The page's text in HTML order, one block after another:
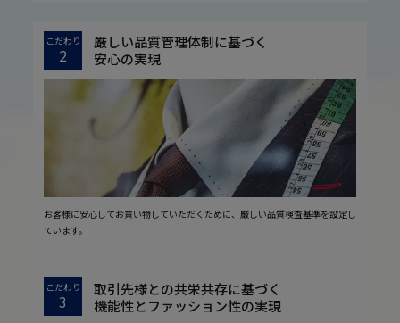
こだわり
2
厳しい品質管理体制に基づく
安心の実現
お客様に安心してお買い物していただくために、厳しい品質検査基準を設定し
ています。
こだわり
3
取引先様との共栄共存に基づく
機能性とファッション性の実現